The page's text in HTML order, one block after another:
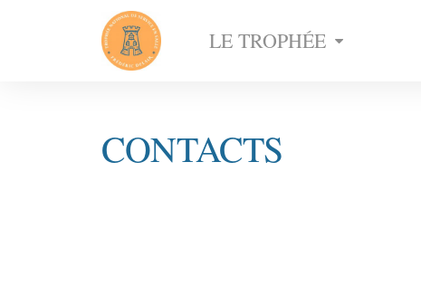
LE TROPHÉE
CONTACTS